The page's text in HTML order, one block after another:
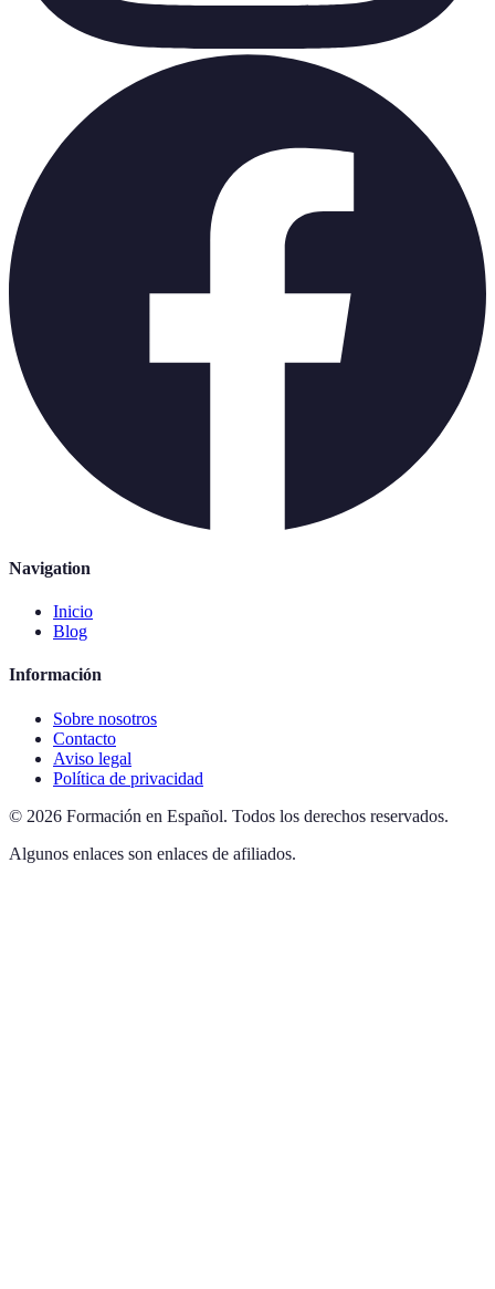
Navigation
Inicio
Blog
Información
Sobre nosotros
Contacto
Aviso legal
Política de privacidad
© 2026 Formación en Español. Todos los derechos reservados.
Algunos enlaces son enlaces de afiliados.